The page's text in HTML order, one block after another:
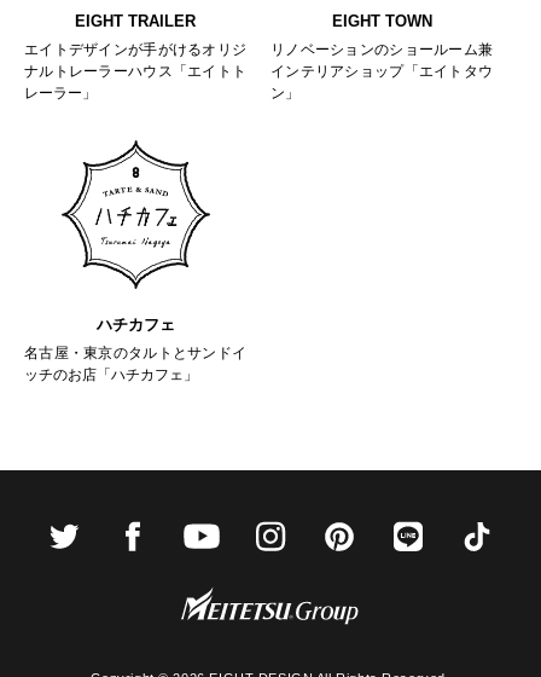
EIGHT TRAILER
エイトデザインが手がけるオリジ
ナルトレーラーハウス「エイトト
レーラー」
EIGHT TOWN
リノベーションのショールーム兼
インテリアショップ「エイトタウ
ン」
ハチカフェ
名古屋・東京のタルトとサンドイ
ッチのお店「ハチカフェ」